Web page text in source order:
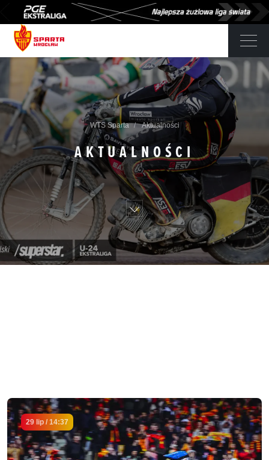
WTS Sparta Aktualności
AKTUALNOŚCI
29 lip / 14:37